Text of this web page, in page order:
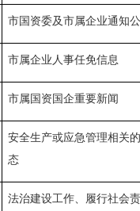
市国资委及市属企业通知
市属企业人事任免信息
市属国资国企重要新闻
安全生产或应急管理相关
态
法治建设工作、履行社会